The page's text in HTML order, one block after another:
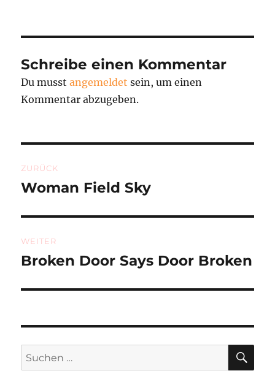
Schreibe einen Kommentar
Du musstangemeldet sein, um einen
Kommentar abzugeben.
ZURÜCK
Vorheriger
Woman Field Sky
WEITER
Nächster
Broken Door Says Door Broken
Suchen
nach: